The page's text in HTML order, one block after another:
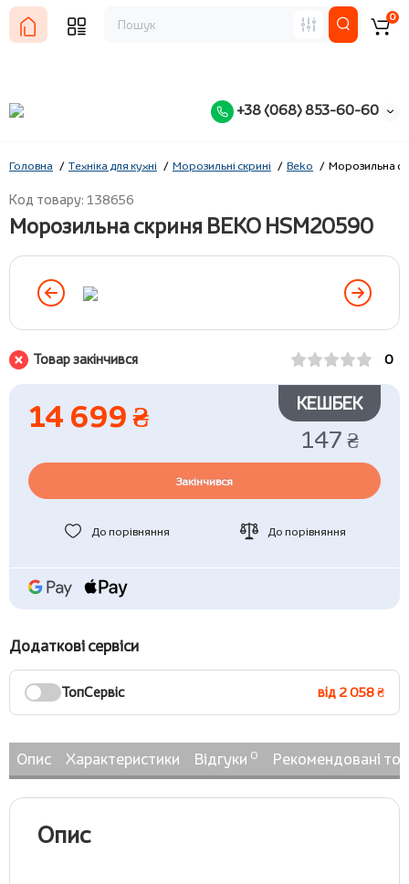
+38 (068) 853-60-60
0
Головна Техніка для кухні Морозильні скрині Beko Морозильна
Код товару: 138656
Морозильна скриня BEKO HSM20590
Товар закінчився 0
14 699 ₴ КЕШБЕК
147 ₴
Закінчився
До порівняння До порівняння
Додаткові сервіси
ТопСервіс від 2 058 ₴
Опис Характеристики Відгуки 0 Рекомендовані
Опис